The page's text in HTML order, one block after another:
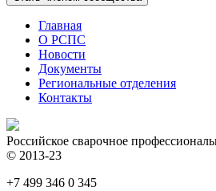
Главная
О РСПС
Новости
Документы
Региональные отделения
Контакты
Российское сварочное
© 2013-23
+7 499 346 0 345